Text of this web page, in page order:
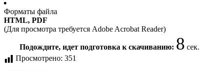
Форматы файла
HTML, PDF
(Для просмотра требуется Adobe Acrobat Reader)
Подождите, идет подготовка к скачиванию: 8 сек.
Просмотрено: 351